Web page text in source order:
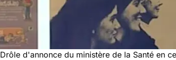
Drôle d'annonce du ministère de la Santé en